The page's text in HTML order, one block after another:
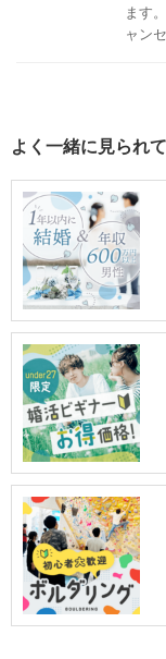
ます
ャン
よく一緒に見られ